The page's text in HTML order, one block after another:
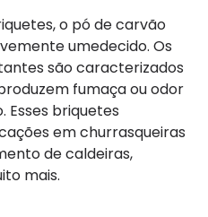
o pó de carvão
umedecido. Os
são caracterizados
fumaça ou odor
briquetes
em churrasqueiras
de caldeiras,
mais.